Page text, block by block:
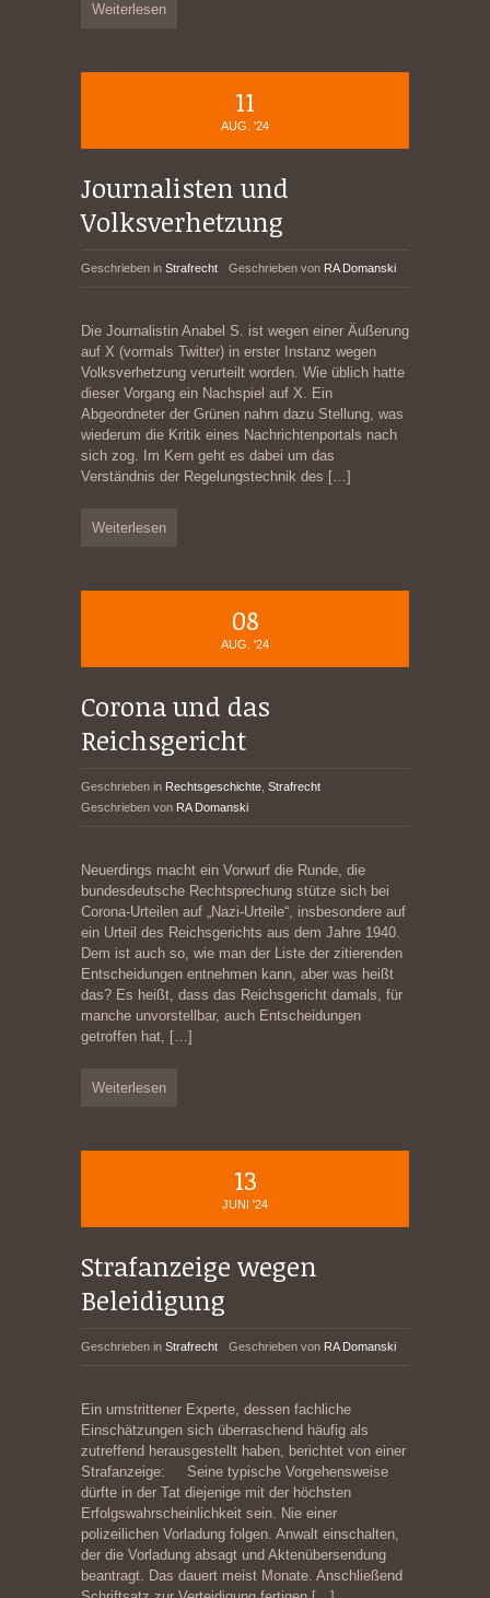
Weiterlesen
11
AUG. '24
Journalisten und
Volksverhetzung
Geschrieben in Strafrecht Geschrieben von RA Domanski
Die Journalistin Anabel S. ist wegen einer Äußerung
auf X (vormals Twitter) in erster Instanz wegen
Volksverhetzung verurteilt worden. Wie üblich hatte
dieser Vorgang ein Nachspiel auf X. Ein
Abgeordneter der Grünen nahm dazu Stellung, was
wiederum die Kritik eines Nachrichtenportals nach
sich zog. Im Kern geht es dabei um das
Verständnis der Regelungstechnik des […]
Weiterlesen
08
AUG. '24
Corona und das
Reichsgericht
Geschrieben in Rechtsgeschichte Strafrecht
Geschrieben von RA Domanski
Neuerdings macht ein Vorwurf die Runde, die
bundesdeutsche Rechtsprechung stütze sich bei
Corona-Urteilen auf „Nazi-Urteile“, insbesondere auf
ein Urteil des Reichsgerichts aus dem Jahre 1940.
Dem ist auch so, wie man der Liste der zitierenden
Entscheidungen entnehmen kann, aber was heißt
das? Es heißt, dass das Reichsgericht damals, für
manche unvorstellbar, auch Entscheidungen
getroffen hat, […]
Weiterlesen
13
JUNI '24
Strafanzeige wegen
Beleidigung
Geschrieben in Strafrecht Geschrieben von RA Domanski
Ein umstrittener Experte, dessen fachliche
Einschätzungen sich überraschend häufig als
zutreffend herausgestellt haben, berichtet von einer
Strafanzeige: Seine typische Vorgehensweise
dürfte in der Tat diejenige mit der höchsten
Erfolgswahrscheinlichkeit sein. Nie einer
polizeilichen Vorladung folgen. Anwalt einschalten,
der die Vorladung absagt und Aktenübersendung
beantragt. Das dauert meist Monate. Anschließend